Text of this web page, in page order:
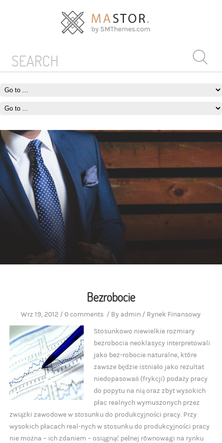
Bezrobocie
Wrz 19, 2012 /0 comments / By admin / Rynek Finansowy
Stosunkowo niewielkie rozmiary
bezrobocia neoklasycy interpretowali
jako bez-robocie naturalne, które
zawsze będzie istniało jako rezultat
niedopasowań (frykcji) podaży pracy
do popytu na nią oraz zbyt wysokich
płac realnych wymuszonych przez
związki zawodowe w stosunku do produkcyjności pracy. Przy
wysokich płacach real-nych w stosunku do produkcyjności pracy
nie można – ich zdaniem – osiągnąć pełnej równowagi na rynku